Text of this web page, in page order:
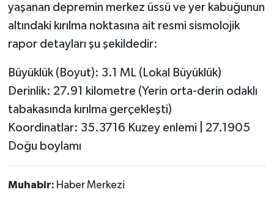
yaşanan depremin merkez üssü ve yer kabuğunun
altındaki kırılma noktasına ait resmi sismolojik
rapor detayları şu şekildedir:
Büyüklük (Boyut): 3.1 ML (Lokal Büyüklük)
Derinlik: 27.91 kilometre (Yerin orta-derin odaklı
tabakasında kırılma gerçekleşti)
Koordinatlar: 35.3716 Kuzey enlemi | 27.1905
Doğu boylamı
Muhabir: Haber Merkezi
Manyas
OTOMOTİV
SAĞLIK
Savaştepe